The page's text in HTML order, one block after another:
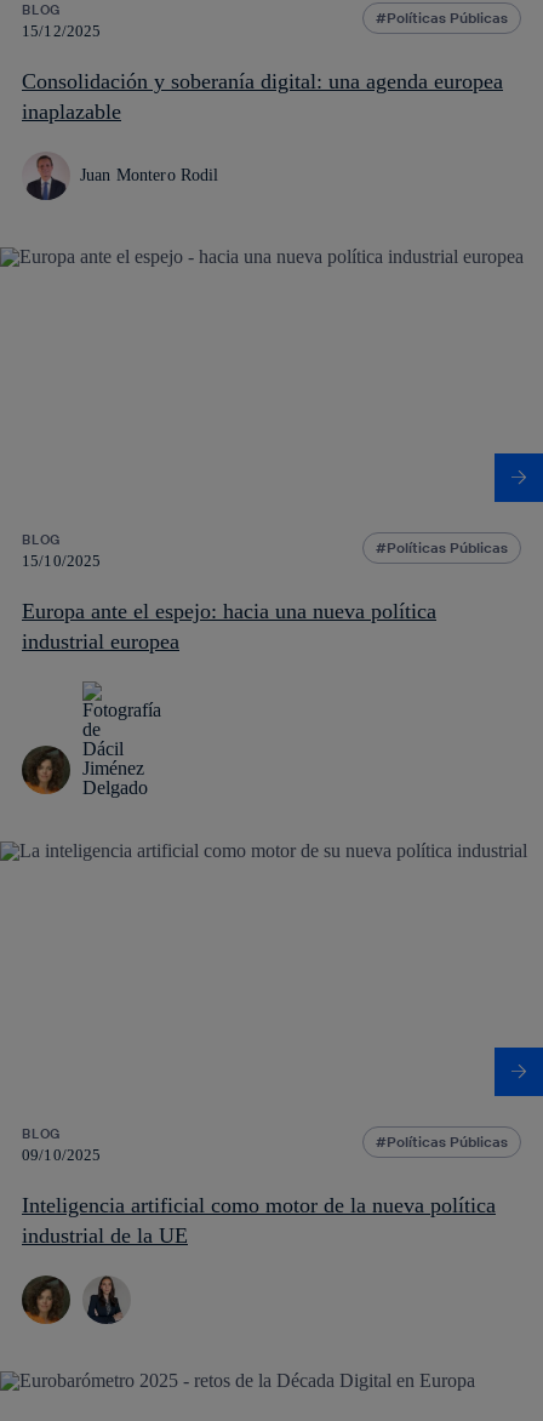
BLOG
15/12/2025
Políticas Públicas
Consolidación y soberanía digital: una agenda europea
inaplazable
Juan Montero Rodil
BLOG
15/10/2025
Políticas Públicas
Europa ante el espejo: hacia una nueva política
industrial europea
BLOG
09/10/2025
Políticas Públicas
Inteligencia artificial como motor de la nueva política
industrial de la UE